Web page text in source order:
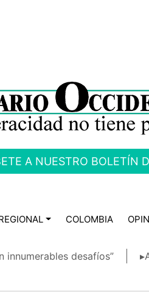
A NUESTRO BOLETÍN
COLOMBIA
innumerables desafíos”